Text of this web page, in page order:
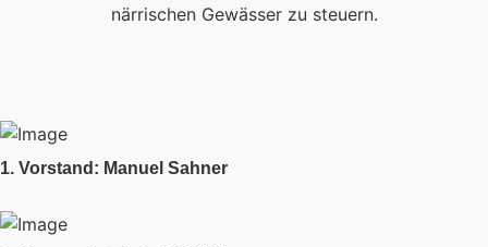
närrischen Gewässer zu steuern.
1. Vorstand: Manuel Sahner